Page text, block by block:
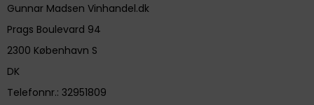
Gunnar Madsen Vinhandel.dk
Prags Boulevard 94
2300 København S
DK
Telefonnr.: 32951809